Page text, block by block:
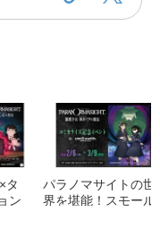
タ
ン
パラノマサイトの世
界を堪能！スモール